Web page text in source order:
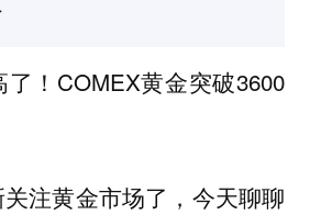
！COMEX黄金突破3600
注黄金市场了，今天聊聊